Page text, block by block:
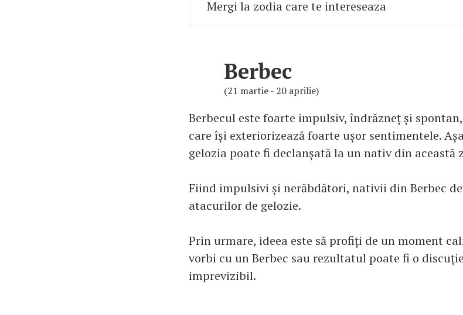
Berbec
(21 martie - 20 aprilie)
Berbecul este foarte impulsiv, îndrăzneț și
care își exteriorizează foarte ușor sentimentele.
gelozia poate fi declanșată la un nativ din această
Fiind impulsivi și nerăbdători, nativii din Berbec
atacurilor de gelozie.
Prin urmare, ideea este să profiți de un moment
vorbi cu un Berbec sau rezultatul poate fi o
imprevizibil.